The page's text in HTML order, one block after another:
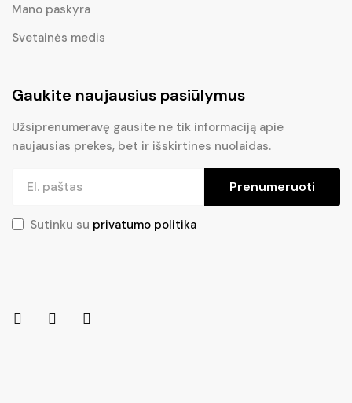
Mano paskyra
Svetainės medis
Gaukite naujausius pasiūlymus
Užsiprenumeravę gausite ne tik informaciją apie
naujausias prekes, bet ir išskirtines nuolaidas.
Prenumeruoti
Sutinku su privatumo politika